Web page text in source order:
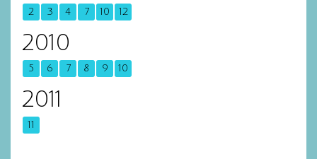
2 3 4 7 10 12
2010
5 6 7 8 9 10
2011
11